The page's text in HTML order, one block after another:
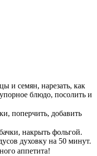
и семян, нарезать, как
блюдо, посолить и
поперчить, добавить
накрыть фольгой.
духовку на 50 минут.
аппетита!